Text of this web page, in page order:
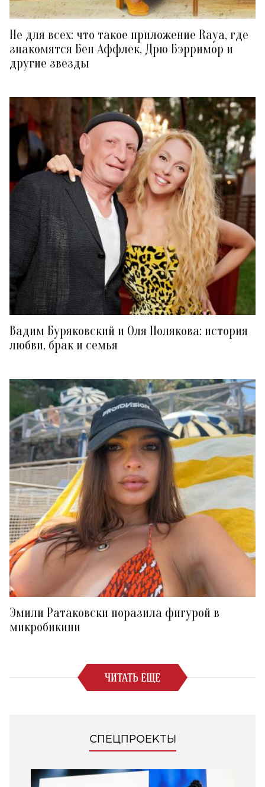
Не для всех: что такое приложение Raya, где
знакомятся Бен Аффлек, Дрю Бэрримор и
другие звезды
Вадим Буряковский и Оля Полякова: история
любви, брак и семья
Эмили Ратаковски поразила фигурой в
микробикини
ЧИТАТЬ ЕЩЕ
СПЕЦПРОЕКТЫ